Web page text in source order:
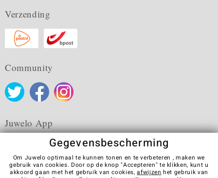
Verzending
Community
Juwelo App
Algemene verkoopvoorwaarden Privacybeleid Cookies
Gegevensbescherming
Om Juwelo optimaal te kunnen tonen en te verbeteren , maken we
gebruik van cookies. Door op de knop "Accepteren" te klikken, kunt u
akkoord gaan met het gebruik van cookies,afwijzen het gebruik van